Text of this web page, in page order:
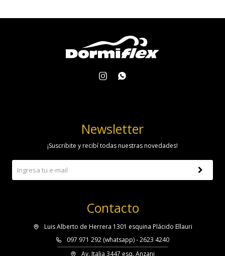
 
Contacto
Luis Alberto de Herrera 1301 esquina Plácido Ellauri
097 971 292 (whatsapp) - 2623 4240
Av. Italia 3447 esq. Anzani
Newsletter
¡Suscribite y recibí todas nuestras novedades!